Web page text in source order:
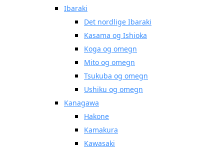
Ibaraki
Det nordlige Ibaraki
Kasama og Ishioka
Koga og omegn
Mito og omegn
Tsukuba og omegn
Ushiku og omegn
Kanagawa
Hakone
Kamakura
Kawasaki